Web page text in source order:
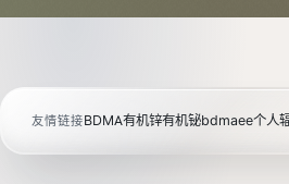
友情链接BDMA有机锌有机铋bdmaee个人